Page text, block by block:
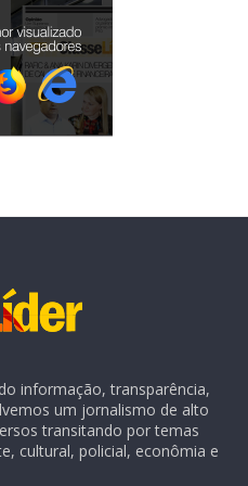
informação, transparência,
um jornalismo de alto
transitando por temas
cultural, policial, econômia e